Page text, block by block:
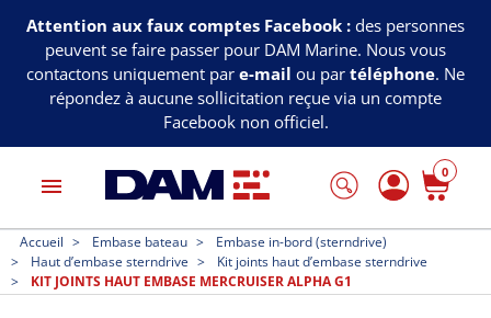
Attention aux faux comptes Facebook : des personnes
peuvent se faire passer pour DAM Marine. Nous vous
contactons uniquement par e-mail ou par téléphone. Ne
répondez à aucune sollicitation reçue via un compte
Facebook non officiel.
menu
0
Accueil Embase bateau
Embase in-bord (sterndrive)
Haut d’embase sterndrive
Kit joints haut d’embase sterndrive
KIT JOINTS HAUT EMBASE MERCRUISER ALPHA G1